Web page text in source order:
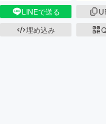
CAMPFIRE for
LINEで送る
埋め込み